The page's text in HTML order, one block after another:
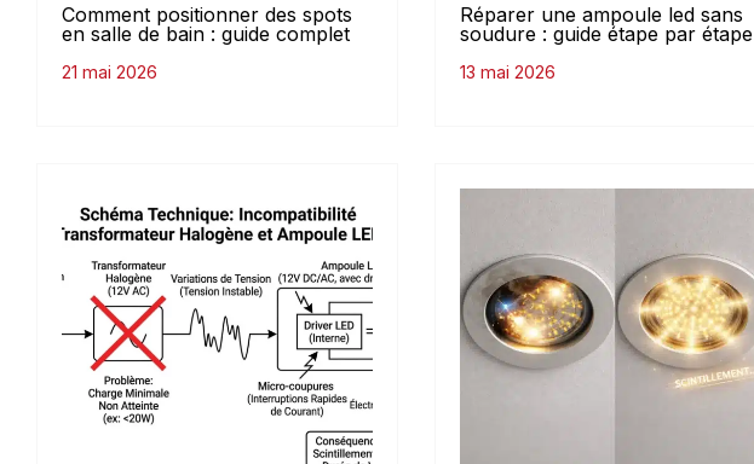
Comment positionner des spots
en salle de bain : guide complet
21 mai 2026
Réparer une ampoule led sans
soudure : guide étape par étape
13 mai 2026